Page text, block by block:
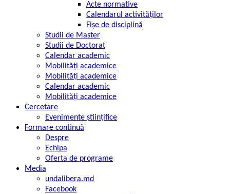
Acte normative
Calendarul activităților
Fișe de disciplină
Studii de Master
Studii de Doctorat
Calendar academic
Mobilități academice
Mobilități academice
Calendar academic
Mobilități academice
Cercetare
Evenimente științifice
Formare continuă
Despre
Echipa
Oferta de programe
Media
undalibera.md
Facebook